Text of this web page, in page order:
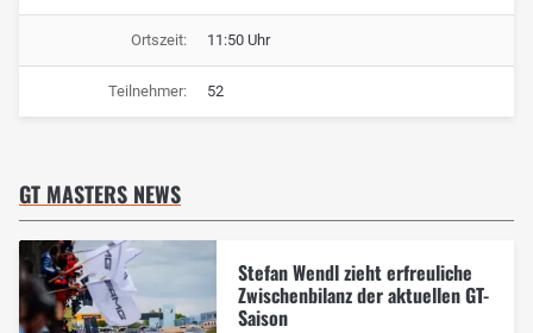
Ortszeit: 11:50 Uhr
Teilnehmer: 52
GT MASTERS NEWS
Stefan Wendl zieht erfreuliche
Zwischenbilanz der aktuellen GT-
Saison